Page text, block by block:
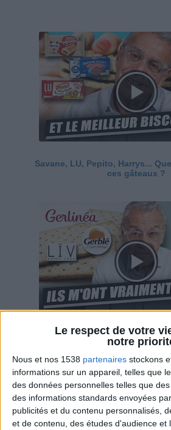
Le respect de votre
notre
Nous et nos 1538 partenaires stockons
informations sur un appareil, telles que
des données personnelles telles que
des informations standards envoyées
publicités et du contenu personnalisés,
et de contenu, des études d'audience et
Savane, LU, Pepito, Harrys...
ces gâteaux ?
Ces marques diététiques : c'est
Webinaires en direct